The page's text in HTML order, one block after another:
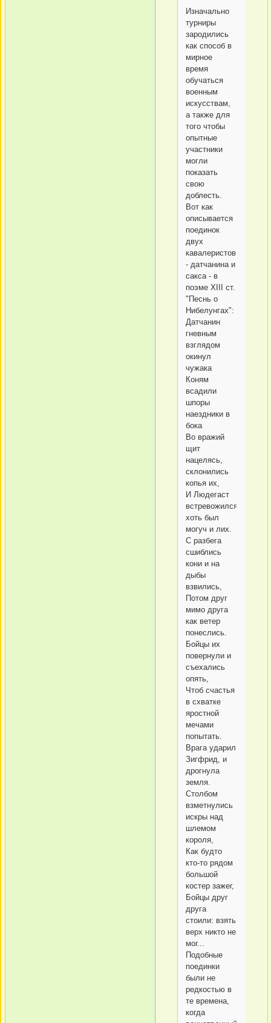
Изначально
турниры
зародились
как способ в
мирное
время
обучаться
военным
искусствам,
а также для
того чтобы
опытные
участники
могли
показать
свою
доблесть.
Вот как
описывается
поединок
двух
кавалеристов
- датчанина и
сакса - в
поэме XIII ст.
"Песнь о
Нибелунгах":
Датчанин
гневным
взглядом
окинул
чужака
Коням
всадили
шпоры
наездники в
бока
Во вражий
щит
нацелясь,
склонились
копья их,
И Людегаст
встревожился,
хоть был
могуч и лих.
С разбега
сшиблись
кони и на
дыбы
взвились,
Потом друг
мимо друга
как ветер
понеслись.
Бойцы их
повернули и
съехались
опять,
Чтоб счастья
в схватке
яростной
мечами
попытать.
Врага ударил
Зигфрид, и
дрогнула
земля.
Столбом
взметнулись
искры над
шлемом
короля,
Как будто
кто-то рядом
большой
костер зажег,
Бойцы друг
друга
стоили: взять
верх никто не
мог...
Подобные
поединки
были не
редкостью в
те времена,
когда